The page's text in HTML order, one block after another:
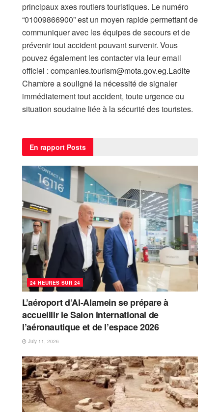
principaux axes routiers touristiques. Le numéro
“01009866900” est un moyen rapide permettant de
communiquer avec les équipes de secours et de
prévenir tout accident pouvant survenir. Vous
pouvez également les contacter via leur email
officiel : companies.tourism@mota.gov.eg.Ladite
Chambre a souligné la nécessité de signaler
immédiatement tout accident, toute urgence ou
situation soudaine liée à la sécurité des touristes.
En rapport Posts
24 HEURES SUR 24
L’aéroport d’Al-Alamein se prépare à
accueillir le Salon international de
l’aéronautique et de l’espace 2026
July 11, 2026